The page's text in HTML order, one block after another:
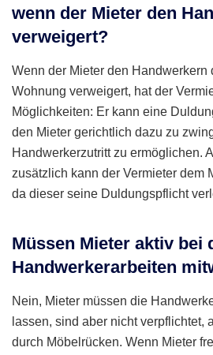
wenn der Mieter den
verweigert?
Wenn der Mieter den Handwerkern
Wohnung verweigert, hat der
Möglichkeiten: Er kann eine
den Mieter gerichtlich dazu zu
Handwerkerzutritt zu ermöglichen.
zusätzlich kann der Vermieter dem
da dieser seine Duldungspflicht
Müssen Mieter aktiv bei
Handwerkerarbeiten
Nein, Mieter müssen die
lassen, sind aber nicht verpflichtet,
durch Möbelrücken. Wenn Mieter